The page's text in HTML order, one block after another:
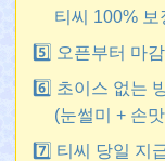
티씨 100% 보
5️⃣ 오픈부터 마
6️⃣ 초이스 없는
(눈썰미 + 손
7️⃣ 티씨 당일 지